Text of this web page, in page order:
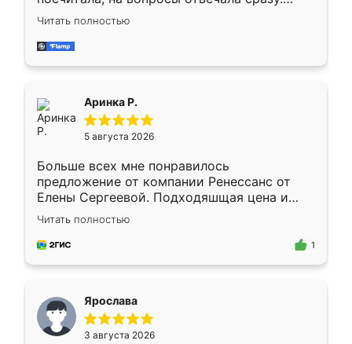
Замерщик приехал в субботу, подошёл к
делу со всей ответственностью. Собрали
за день, ребята работали аккуратно, даже
Читать полностью
Аринка Р.
5 августа 2026
Больше всех мне понравилось
предложение от компании Ренессанс от
Елены Сергеевой. Подходяшщая цена и
короткие сроки изготовления. Приехавший
для замера сотрудник Владислав
предложил по моему эскизу самый
Читать полностью
1
Ярослава
3 августа 2026